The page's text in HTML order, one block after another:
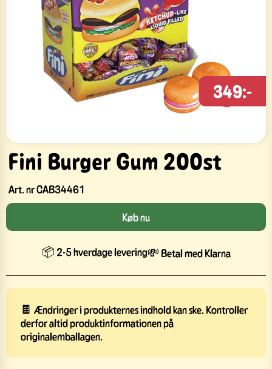
Fini Burger Gum 200st
Art. nrCAB34461
349:-
Køb nu
📦 2-5 hverdage levering💸 Betal med Klarna
🍫 Ændringer i produkternes indhold kan ske. Kontroller
derfor altid produktinformationen på
originalemballagen.